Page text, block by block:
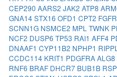
CEP290 AARS2 JAK2 ATP8
GNA14STX16 OFD1 CPT2
SCNN1G NSMCE2 MPL TWNK
NCF2 DUSP6 TP53 RAI1 AFF4
DNAAF1 CYP11B2 NPHP1
CCDC114 KRIT1 PDGFRAALG8
RNF6 BRAF DHCR7 BUB1B